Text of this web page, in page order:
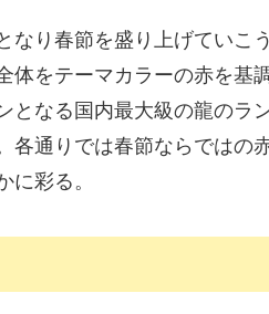
なり春節を盛り上げていこ
体をテーマカラーの赤を基
なる国内最大級の龍のラ
各通りでは春節ならではの
彩る。